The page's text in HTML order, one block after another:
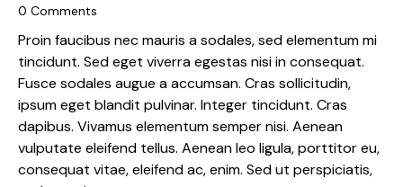
0 Comments
Proin faucibus nec mauris a sodales, sed elementum mi
tincidunt. Sed eget viverra egestas nisi in consequat.
Fusce sodales augue a accumsan. Cras sollicitudin,
ipsum eget blandit pulvinar. Integer tincidunt. Cras
dapibus. Vivamus elementum semper nisi. Aenean
vulputate eleifend tellus. Aenean leo ligula, porttitor eu,
consequat vitae, eleifend ac, enim. Sed ut perspiciatis,